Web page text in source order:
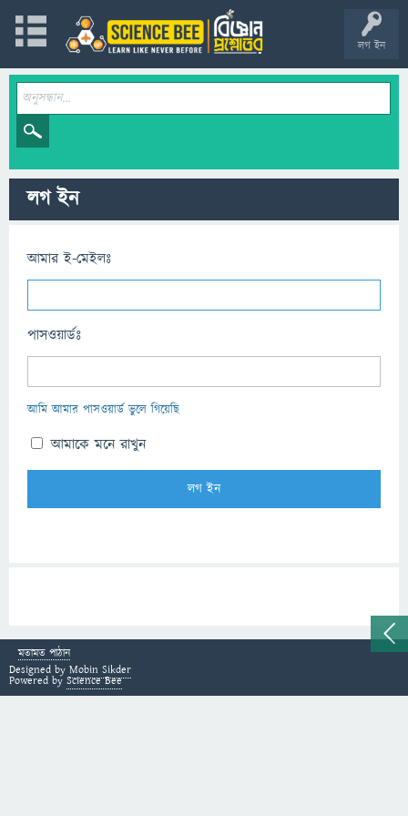
লগ ইন
লগ ইন
আমার ই-মেইলঃ
পাসওয়ার্ডঃ
আমি আমার পাসওয়ার্ড ভুলে গিয়েছি
আমাকে মনে রাখুন
মতামত পাঠান
Designed by Mobin Sikder
Powered by Science Bee